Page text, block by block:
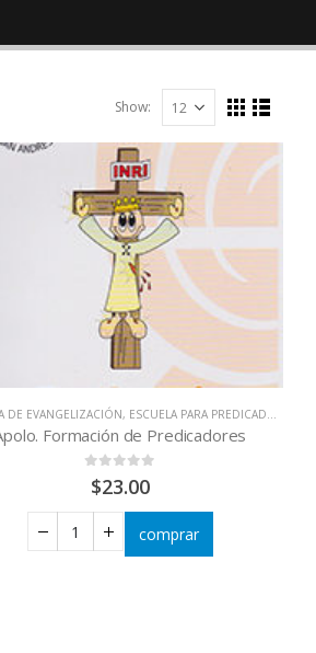
Show:
DE EVANGELIZACIÓN, ESCUELA PARA PREDICADORES
Formación de Predicadores
out of 5
$23.00
comprar